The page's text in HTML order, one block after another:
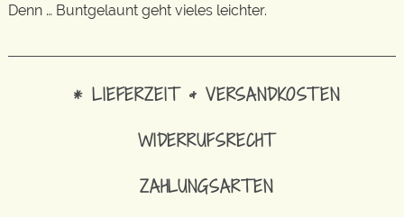
Denn … Buntgelaunt geht vieles leichter.
* LIEFERZEIT & VERSANDKOSTEN
WIDERRUFSRECHT
ZAHLUNGSARTEN